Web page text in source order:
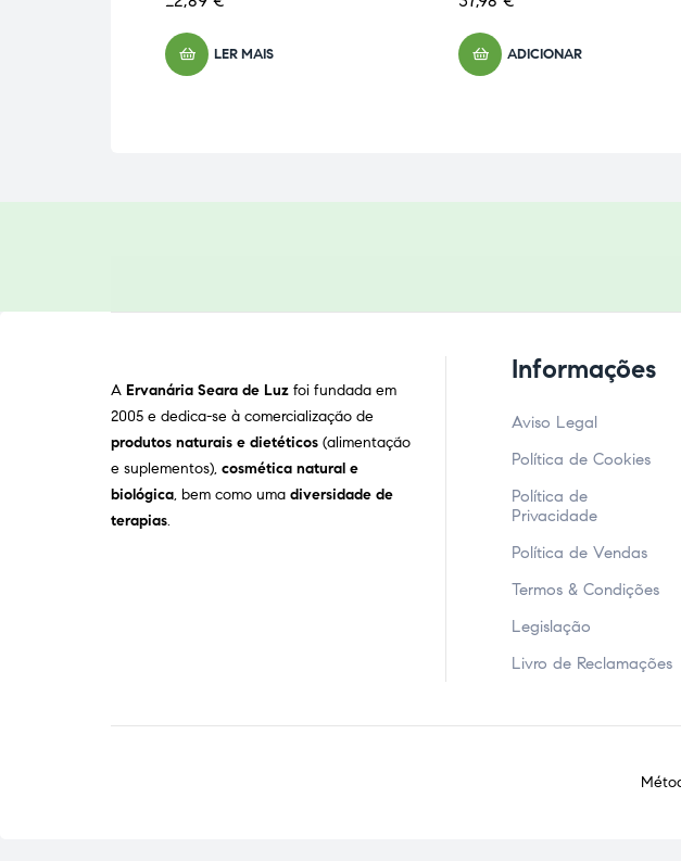
LER MAIS ADICIONAR
A Ervanária Seara de Luz foi fundada em
2005 e dedica-se à comercialização de
produtos naturais e dietéticos (alimentação
e suplementos), cosmética natural e
biológica, bem como uma diversidade de
terapias.
Informações
Aviso Legal
Política de Cookies
Política de
Privacidade
Política de Vendas
Termos & Condições
Legislação
Livro de Reclamações